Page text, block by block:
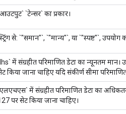
`टेन्सर` का प्रकार।
से: `"समान"`, `"मान्य"`, या `"स्पष्ट"`,
में संग्रहीत परिमाणित डेटा का न्यूनतम
किया जाना चाहिए यदि संकीर्ण सीमा
में संग्रहीत परिमाणित डेटा का
पर सेट किया जाना चाहिए।